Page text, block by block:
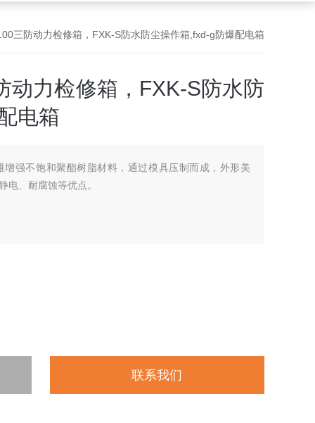
三防动力检修箱，FXK-S防水防尘操作箱,fxd-g防爆配电箱
动力检修箱，FXK-S防水防
电箱
增强不饱和聚酯树脂材料，通过模具压制而成，外形美
电、耐腐蚀等优点。
联系我们